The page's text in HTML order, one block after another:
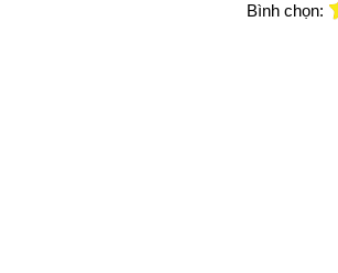
Bình chọn: